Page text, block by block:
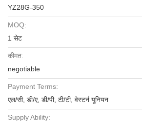
YZ28G-350
MOQ:
1 सेट
कीमत:
negotiable
Payment Terms:
एल/सी, डी/ए, डी/पी, टी/टी, वेस्टर्न यूनियन
Supply Ability: